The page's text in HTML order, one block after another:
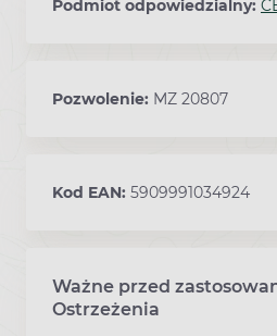
Podmiot odpowiedzialny:
Pozwolenie: MZ 20807
Kod EAN: 5909991034924
Ważne przed
Ostrzeżenia